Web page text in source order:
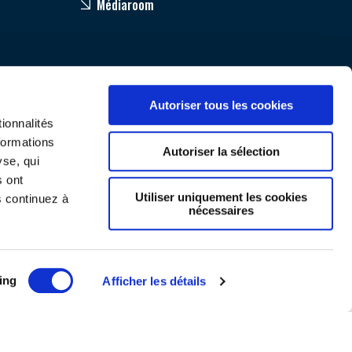
qui
ont
continuez à
Afficher les détails
Autoriser tous les cookies
Autoriser la sélection
Utiliser uniquement les cookies
nécessaires
Médiaroom
Mentions légales